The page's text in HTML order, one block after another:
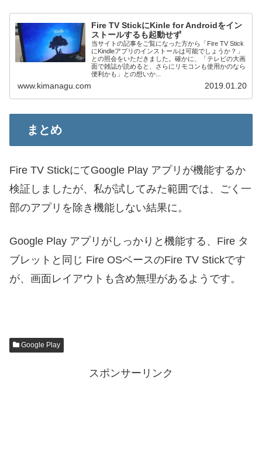
Fire TV StickにKinle for Androidをイン
ストールするも起動せず
当サイトの記事をご覧になった方から「Fire TV Stick
にKindleアプリのインストールは可能でしょうか？」
との照会をいただきました。確かに、「テレビの大画
面で雑誌が読めると、さらにリモコンも使用かのなら
便利かも」との想いか...
www.kimanagu.com 2019.01.20
まとめ
Fire TV StickにてGoogle Play アプリが機能するか
検証しましたが、私が試してみた範囲では、ごく一
部のアプリを除き機能しない結果に。
Google Play アプリがしっかりと機能する、Fire タ
ブレットと同じ Fire OSベースのFire TV Stickです
が、画面レイアウトも含め無理があるようです。
Google Play
スポンサーリンク